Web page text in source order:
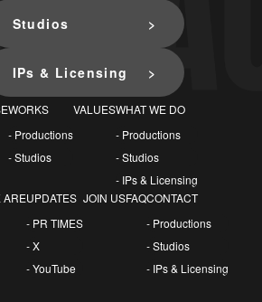
Studios
IPs & Licensing
WORKS
- Productions
- Studios
VALUESWHAT WE DO
- Productions
- Studios
- IPs & Licensing
AREUPDATES
- PR TIMES
- X
- YouTube
JOIN USFAQCONTACT
- Productions
- Studios
- IPs & Licensing